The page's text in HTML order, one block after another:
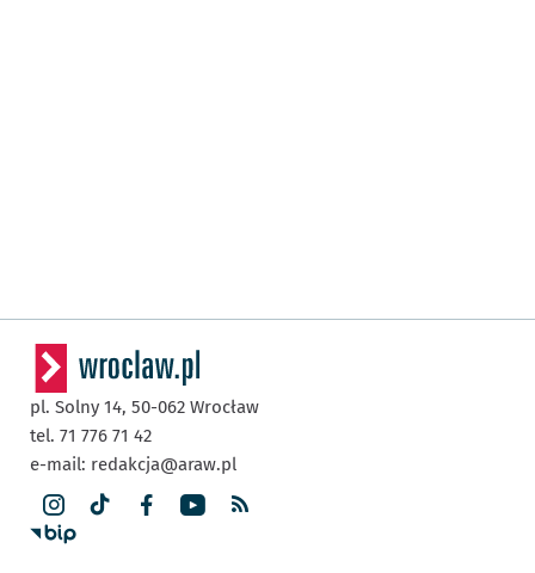
pl. Solny 14, 50-062 Wrocław
tel. 71 776 71 42
e-mail: redakcja@araw.pl